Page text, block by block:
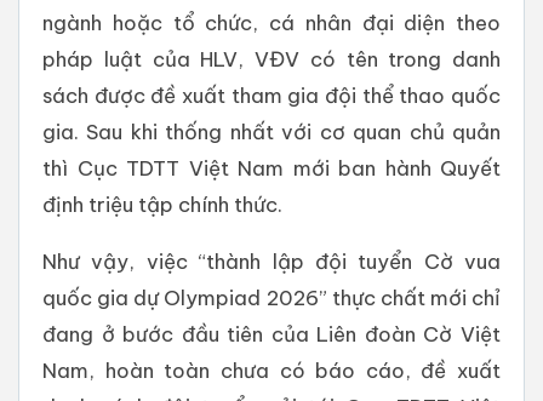
ngành hoặc tổ chức, cá nhân đại diện theo
pháp luật của HLV, VĐV có tên trong danh
sách được đề xuất tham gia đội thể thao quốc
gia. Sau khi thống nhất với cơ quan chủ quản
thì Cục TDTT Việt Nam mới ban hành Quyết
định triệu tập chính thức.
Như vậy, việc “thành lập đội tuyển Cờ vua
quốc gia dự Olympiad 2026” thực chất mới chỉ
đang ở bước đầu tiên của Liên đoàn Cờ Việt
Nam, hoàn toàn chưa có báo cáo, đề xuất